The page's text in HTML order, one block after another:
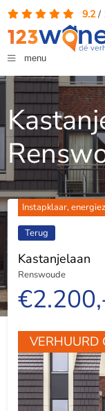
9.2/
menu
Instapklaar,
Terug
Kastanjelaan
Renswoude
VERHUURD